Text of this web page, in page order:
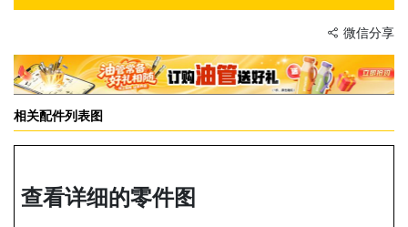
微信分享
相关配件列表图
查看详细的零件图